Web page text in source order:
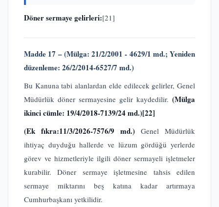
Döner sermaye gelirleri:[21]
Madde 17 – (Mülga: 21/2/2001 - 4629/1 md.; Yeniden
düzenleme: 26/2/2014-6527/7 md.)
Bu Kanuna tabi alanlardan elde edilecek gelirler, Genel
Müdürlük döner sermayesine gelir kaydedilir. (Mülga
ikinci cümle: 19/4/2018-7139/24 md.)[22]
(Ek fıkra:11/3/2026-7576/9 md.) Genel Müdürlük
ihtiyaç duyduğu hallerde ve lüzum gördüğü yerlerde
görev ve hizmetleriyle ilgili döner sermayeli işletmeler
kurabilir. Döner sermaye işletmesine tahsis edilen
sermaye miktarını beş katına kadar artırmaya
Cumhurbaşkanı yetkilidir.